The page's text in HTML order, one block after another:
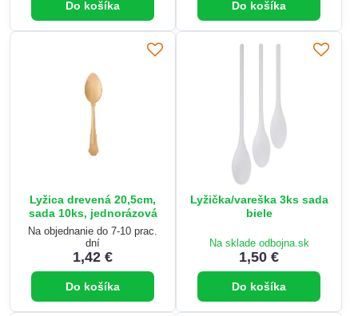
Do košíka Do košíka
Lyžica drevená 20,5cm,
sada 10ks, jednorázová
Na objednanie do 7-10 prac.
dní
1,42 €
Do košíka
Lyžička/vareška 3ks sada
biele
Na sklade odbojna.sk
1,50 €
Do košíka